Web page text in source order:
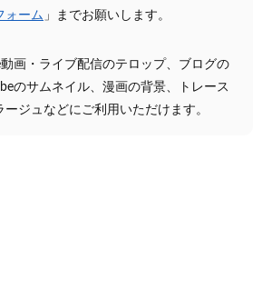
ォーム 」までお願いします。
動画・ライブ配信のテロップ、ブログの
のサムネイル、漫画の背景、トレース
ジュなどにご利用いただけます。